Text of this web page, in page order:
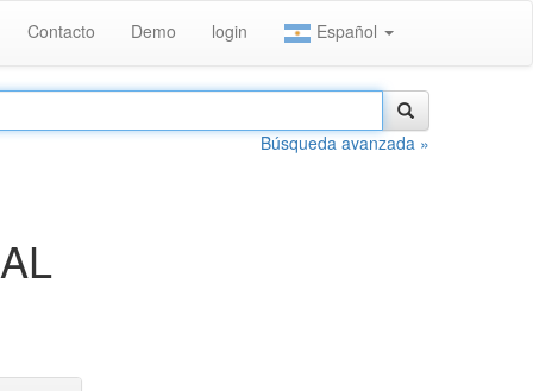
Contacto Demo login Español
Búsqueda avanzada »